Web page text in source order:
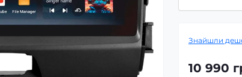
Знайшли
10 990